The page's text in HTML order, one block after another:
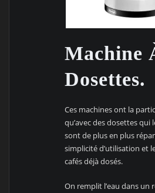
Machine
Dosettes.
Ces machines ont la
qu’avec des dosettes qui
sont de plus en plus
simplicité d’utilisation et
cafés déjà dosés.
On remplit l’eau dans un